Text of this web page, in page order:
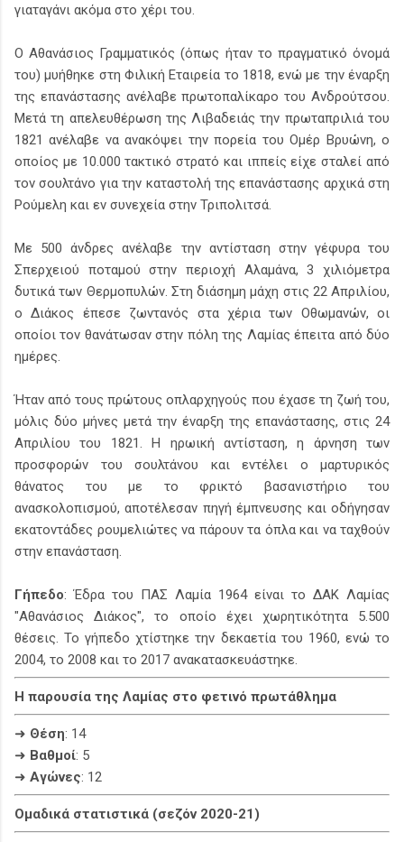
γιαταγάνι ακόμα στο χέρι του.
Ο Αθανάσιος Γραμματικός (όπως ήταν το πραγματικό όνομά
του) μυήθηκε στη Φιλική Εταιρεία το 1818, ενώ με την έναρξη
της επανάστασης ανέλαβε πρωτοπαλίκαρο του Ανδρούτσου.
Μετά τη απελευθέρωση της Λιβαδειάς την πρωταπριλιά του
1821 ανέλαβε να ανακόψει την πορεία του Ομέρ Βρυώνη, ο
οποίος με 10.000 τακτικό στρατό και ιππείς είχε σταλεί από
τον σουλτάνο για την καταστολή της επανάστασης αρχικά στη
Ρούμελη και εν συνεχεία στην Τριπολιτσά.
Με 500 άνδρες ανέλαβε την αντίσταση στην γέφυρα του
Σπερχειού ποταμού στην περιοχή Αλαμάνα, 3 χιλιόμετρα
δυτικά των Θερμοπυλών. Στη διάσημη μάχη στις 22 Απριλίου,
ο Διάκος έπεσε ζωντανός στα χέρια των Οθωμανών, οι
οποίοι τον θανάτωσαν στην πόλη της Λαμίας έπειτα από δύο
ημέρες.
Ήταν από τους πρώτους οπλαρχηγούς που έχασε τη ζωή του,
μόλις δύο μήνες μετά την έναρξη της επανάστασης, στις 24
Απριλίου του 1821. Η ηρωική αντίσταση, η άρνηση των
προσφορών του σουλτάνου και εντέλει ο μαρτυρικός
θάνατος του με το φρικτό βασανιστήριο του
ανασκολοπισμού, αποτέλεσαν πηγή έμπνευσης και οδήγησαν
εκατοντάδες ρουμελιώτες να πάρουν τα όπλα και να ταχθούν
στην επανάσταση.
Γήπεδο: Έδρα του ΠΑΣ Λαμία 1964 είναι το ΔΑΚ Λαμίας
"Αθανάσιος Διάκος", το οποίο έχει χωρητικότητα 5.500
θέσεις. Το γήπεδο χτίστηκε την δεκαετία του 1960, ενώ το
2004, το 2008 και το 2017 ανακατασκευάστηκε.
Η παρουσία της Λαμίας στο φετινό πρωτάθλημα
➜ Θέση: 14
➜ Βαθμοί: 5
➜ Αγώνες: 12
Ομαδικά στατιστικά (σεζόν 2020-21)